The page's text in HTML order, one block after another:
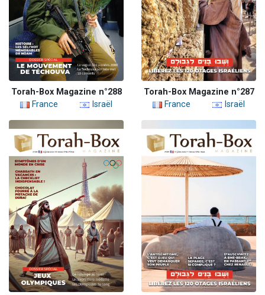
Torah-Box Magazine n°288
France
Israël
Torah-Box Magazine n°287
France
Israël